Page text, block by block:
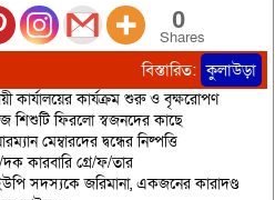
0
Shares
বিস্তারিত: কুলাউড়া
কার্যালয়ের কার্যক্রম শুরু ও বৃক্ষরোপণ
শিশুটি ফিরলো স্বজনদের কাছে
মেম্বারদের দ্বন্ধের নিষ্পত্তি
কারবারি গ্রে/ফ/তার
সদস্যকে জরিমানা, একজনের কারাদণ্ড